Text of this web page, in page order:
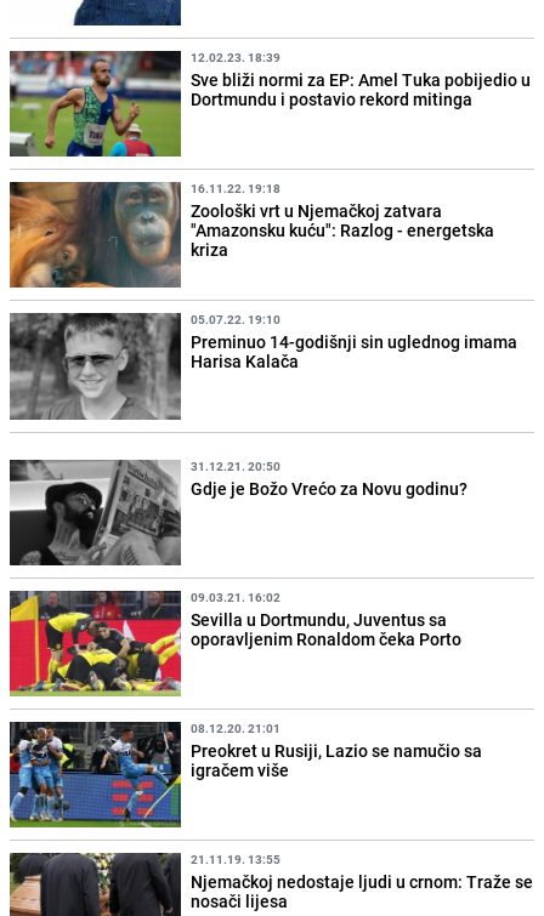
12.02.23. 18:39
Sve bliži normi za EP: Amel Tuka pobijedio u
Dortmundu i postavio rekord mitinga
16.11.22. 19:18
Zoološki vrt u Njemačkoj zatvara
"Amazonsku kuću": Razlog - energetska
kriza
05.07.22. 19:10
Preminuo 14-godišnji sin uglednog imama
Harisa Kalača
31.12.21. 20:50
Gdje je Božo Vrećo za Novu godinu?
09.03.21. 16:02
Sevilla u Dortmundu, Juventus sa
oporavljenim Ronaldom čeka Porto
08.12.20. 21:01
Preokret u Rusiji, Lazio se namučio sa
igračem više
21.11.19. 13:55
Njemačkoj nedostaje ljudi u crnom: Traže se
nosači lijesa